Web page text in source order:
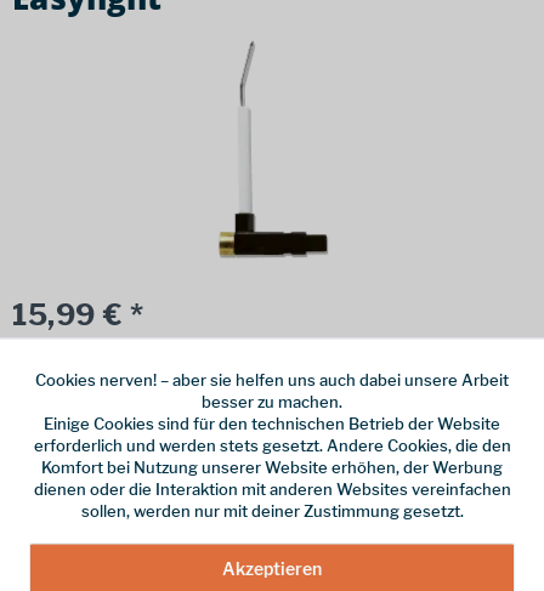
15,99 € *
Online bestellen Ladenabholung
vorrätig | Lieferzeit 1-3 Werktage
In den Warenkorb
Merken
Cookies nerven! – aber sie helfen uns auch dabei unsere Arbeit
besser zu machen.
Einige Cookies sind für den technischen Betrieb der Website
erforderlich und werden stets gesetzt. Andere Cookies, die den
Komfort bei Nutzung unserer Website erhöhen, der Werbung
dienen oder die Interaktion mit anderen Websites vereinfachen
sollen, werden nur mit deiner Zustimmung gesetzt.
Akzeptieren